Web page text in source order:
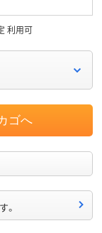
利用可
ゴへ
。